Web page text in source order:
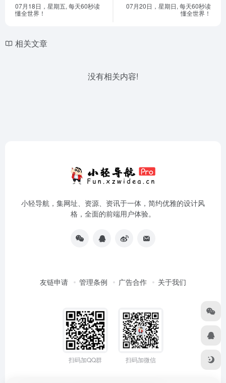
07月18日，星期五, 每天60秒读
懂全世界！
07月20日，星期日, 每天60秒读
懂全世界！
相关文章
没有相关内容!
小轻导航，集网址、资源、资讯于一体，简约优雅的设计风
格，全面的前端用户体验。
友链申请 管理条例 广告合作 关于我们
扫码加QQ群 扫码加微信